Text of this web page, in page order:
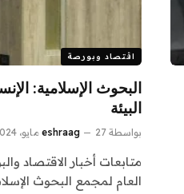
اقتصاد وبورصة
البحوث الإسلامية:
البيئة
بواسطة eshraag 27 مايو، 2024
متابعات أخبار الاقتصاد
العام لمجمع البحوث